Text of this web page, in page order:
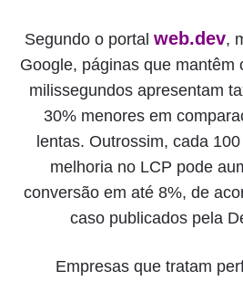
Segundo o portal web.dev,
Google, páginas que mantêm
milissegundos apresentam
30% menores em
lentas. Outrossim, cada
melhoria no LCP pode
conversão em até 8%, de
caso publicados pela
Empresas que tratam